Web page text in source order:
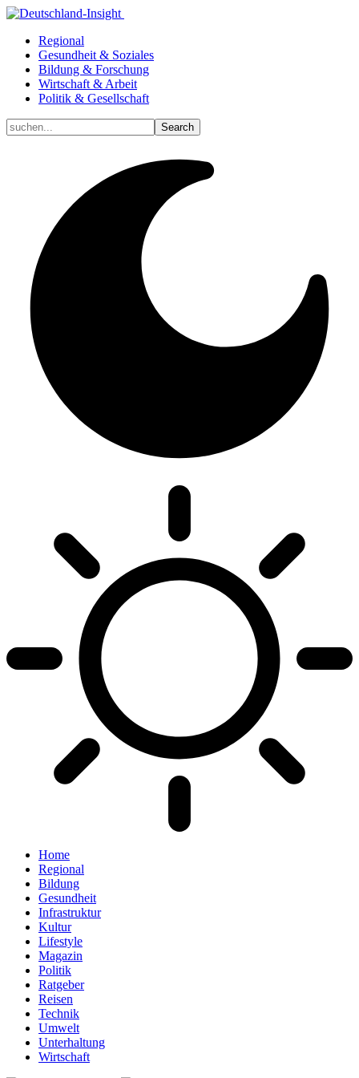
Regional
Gesundheit & Soziales
Bildung & Forschung
Wirtschaft & Arbeit
Politik & Gesellschaft
Home
Regional
Bildung
Gesundheit
Infrastruktur
Kultur
Lifestyle
Magazin
Politik
Ratgeber
Reisen
Technik
Umwelt
Unterhaltung
Wirtschaft